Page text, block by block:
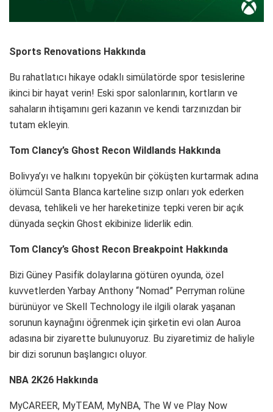
Sports Renovations Hakkında
Bu rahatlatıcı hikaye odaklı simülatörde spor tesislerine
ikinci bir hayat verin! Eski spor salonlarının, kortların ve
sahaların ihtişamını geri kazanın ve kendi tarzınızdan bir
tutam ekleyin.
Tom Clancy’s Ghost Recon Wildlands Hakkında
Bolivya’yı ve halkını topyekûn bir çöküşten kurtarmak adına
ölümcül Santa Blanca karteline sızıp onları yok ederken
devasa, tehlikeli ve her hareketinize tepki veren bir açık
dünyada seçkin Ghost ekibinize liderlik edin.
Tom Clancy’s Ghost Recon Breakpoint Hakkında
Bizi Güney Pasifik dolaylarına götüren oyunda, özel
kuvvetlerden Yarbay Anthony “Nomad” Perryman rolüne
bürünüyor ve Skell Technology ile ilgili olarak yaşanan
sorunun kaynağını öğrenmek için şirketin evi olan Auroa
adasına bir ziyarette bulunuyoruz. Bu ziyaretimiz de haliyle
bir dizi sorunun başlangıcı oluyor.
NBA 2K26 Hakkında
MyCAREER, MyTEAM, MyNBA, The W ve Play Now